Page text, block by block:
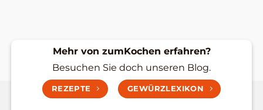
Mehr von zumKochen erfahren?
Besuchen Sie doch unseren Blog.
REZEPTE GEWÜRZLEXIKON